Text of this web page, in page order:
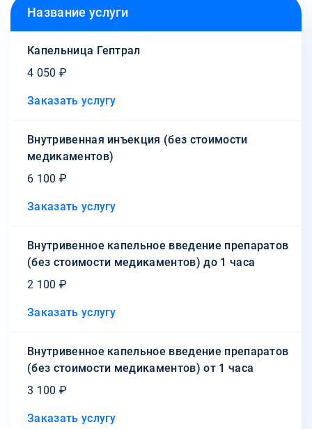
Название услуги
Капельница Гептрал
4 050 ₽
Заказать услугу
Внутривенная инъекция (без стоимости
медикаментов)
6 100 ₽
Заказать услугу
Внутривенное капельное введение препаратов
(без стоимости медикаментов) до 1 часа
2 100 ₽
Заказать услугу
Внутривенное капельное введение препаратов
(без стоимости медикаментов) от 1 часа
3 100 ₽
Заказать услугу